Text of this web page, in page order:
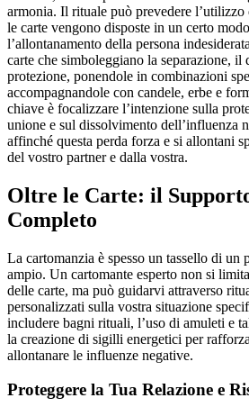
armonia. Il rituale può prevedere
le carte vengono disposte in un certo
l’allontanamento della persona
carte che simboleggiano la separazione, il
protezione, ponendole in combinazioni
accompagnandole con candele, erbe e
chiave è focalizzare l’intenzione sulla
unione e sul dissolvimento dell’influenza
affinché questa perda forza e si allontani
del vostro partner e dalla vostra.
Oltre le Carte: il
Completo
La cartomanzia è spesso un tassello di un
ampio. Un cartomante esperto non si
delle carte, ma può guidarvi attraverso
personalizzati sulla vostra situazione
includere bagni rituali, l’uso di amuleti e
la creazione di sigilli energetici per
allontanare le influenze negative.
Proteggere la Tua Relazione e